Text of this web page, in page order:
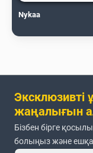
Nykaa
Эксклюзивті
жаңалығын
Бізбен бірге
болыңыз және